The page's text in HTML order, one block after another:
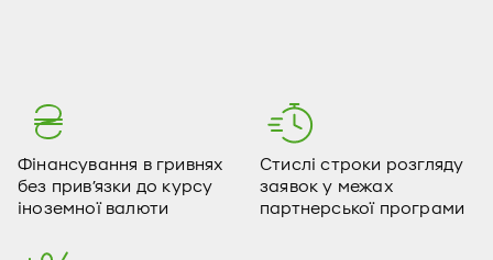
Фінансування в гривнях
без прив’язки до курсу
іноземної валюти
Стислі строки розгляду
заявок у межах
партнерської програми